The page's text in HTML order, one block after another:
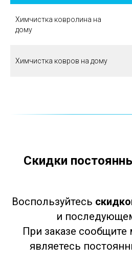
Химчистка ковролина на
дому
Химчистка ковров на дому
Скидки
Воспользуйтесь
и
При заказе сообщите
являетесь